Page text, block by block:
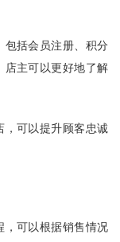
包括会员注册、积分
店主可以更好地了解
，可以提升顾客忠诚
，可以根据销售情况